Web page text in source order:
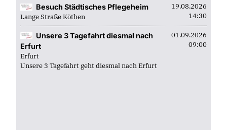
19.08.2026
14:30
Besuch Städtisches Pflegeheim
Lange Straße Köthen
01.09.2026
09:00
Unsere 3 Tagefahrt diesmal nach
Erfurt
Erfurt
Unsere 3 Tagefahrt geht diesmal nach Erfurt